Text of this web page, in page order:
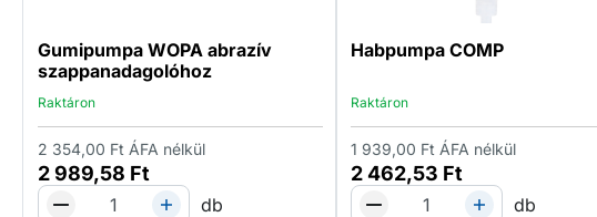
Gumipumpa WOPA abrazív
szappanadagolóhoz
Raktáron
2 989,58 Ft
2 354,00 Ft ÁFA nélkül
db
Habpumpa COMP
Raktáron
2 462,53 Ft
1 939,00 Ft ÁFA nélkül
db